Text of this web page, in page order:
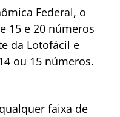
Federal, o
15 e 20 números
da Lotofácil e
ou 15 números.
faixa de